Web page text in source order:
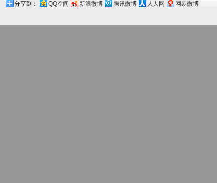
分享到： QQ空间 新浪微博 腾讯微博 人人网 网易微博